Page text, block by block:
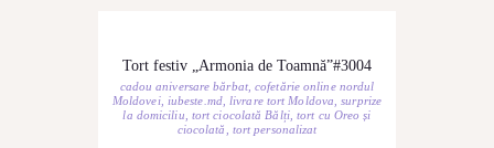
Tort festiv „Armonia de Toamnă”#3004
cadou aniversare bărbat,cofetărie online nordul
Moldovei, iubeste.md, livrare tort Moldova ,surprize
la domiciliu tort ciocolată Bălți,tort cu Oreo și
ciocolată
tort personalizat